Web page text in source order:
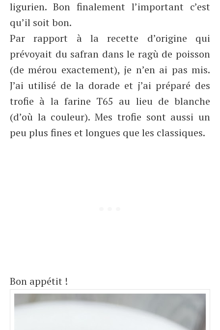
ligurien. Bon finalement l’important c’est
qu’il soit bon.
Par rapport à la recette d’origine qui
prévoyait du safran dans le ragù de poisson
(de mérou exactement), je n’en ai pas mis.
J’ai utilisé de la dorade et j’ai préparé des
trofie à la farine T65 au lieu de blanche
(d’où la couleur). Mes trofie sont aussi un
peu plus fines et longues que les classiques.
Bon appétit !